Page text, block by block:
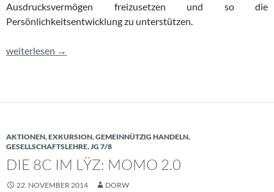
Ausdrucksvermögen freizusetzen und so die
Persönlichkeitsentwicklung zu unterstützen.
Workshop – “Schule macht Theater”
weiterlesen →
AKTIONEN,EXKURSION,GEMEINNÜTZIG HANDELN,
GESELLSCHAFTSLEHRE,JG 7/8
DIE 8C IM LŸZ: MOMO 2.0
22. NOVEMBER 2014 DORW